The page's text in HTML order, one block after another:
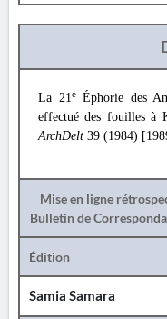
La 21eÉphorie des
effectué des fouilles à
ArchDelt 39 (1984)
Mise en ligne
Bulletin de
Édition
Samia Samara